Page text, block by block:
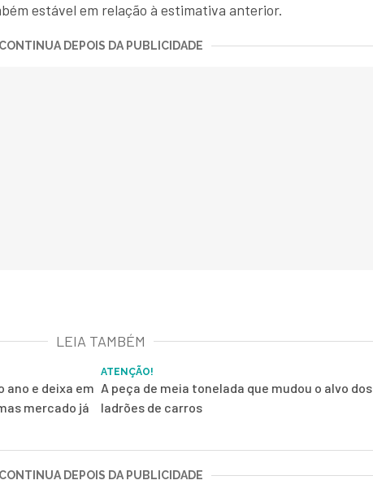
estável em relação à estimativa anterior.
CONTINUA DEPOIS DA PUBLICIDADE
LEIA TAMBÉM
ano e deixa em
mercado já
ATENÇÃO!
A peça de meia tonelada que mudou o alvo dos
ladrões de carros
CONTINUA DEPOIS DA PUBLICIDADE